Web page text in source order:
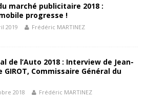
marché publicitaire 2018 :
progresse !
2019 Frédéric MARTINEZ
de l’Auto 2018 : Interview de Jean-
GIROT, Commissaire Général du
2018 Frédéric MARTINEZ